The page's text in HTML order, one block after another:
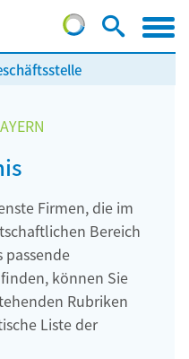
Firmen, die im
Bereich
passende
können Sie
Rubriken
Liste der